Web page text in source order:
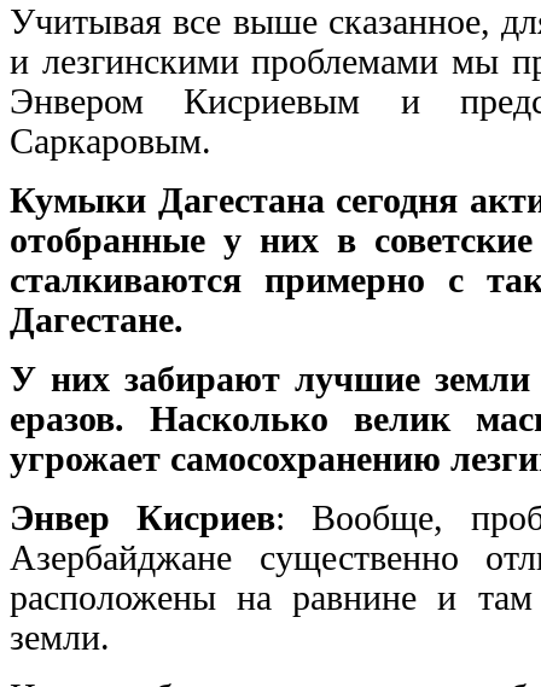
Учитывая все выше сказанное,
и лезгинскими проблемами мы
Энвером Кисриевым и
Саркаровым.
Кумыки Дагестана сегодня
отобранные у них в
сталкиваются примерно с
Дагестане.
У них забирают лучшие земли
еразов. Насколько велик
угрожает самосохранению
Энвер Кисриев: Вообще,
Азербайджане существенно
расположены на равнине и там
земли.